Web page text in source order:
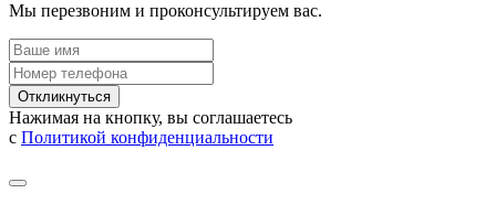
Мы перезвоним и проконсультируем вас.
Откликнуться
Нажимая на кнопку, вы соглашаетесь
с Политикой конфиденциальности